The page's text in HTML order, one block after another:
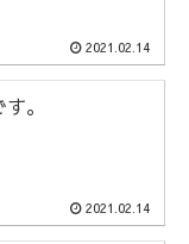
2021.02.14
。
2021.02.14